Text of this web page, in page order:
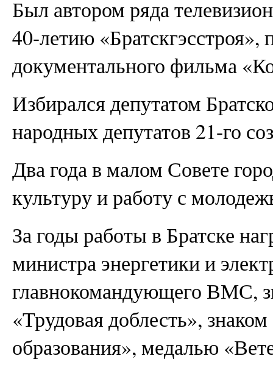
Был автором ряда
40-летию «Братскгэсстроя»,
документального фильма
Избирался депутатом
народных депутатов 21-го
Два года в малом Совете
культуру и работу с
За годы работы в Братске
министра энергетики и
главнокомандующего
«Трудовая доблесть»,
образования», медалью